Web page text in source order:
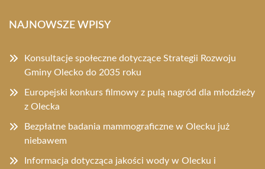
NAJNOWSZE WPISY
Konsultacje społeczne dotyczące Strategii Rozwoju
Gminy Olecko do 2035 roku
Europejski konkurs filmowy z pulą nagród dla młodzieży
z Olecka
Bezpłatne badania mammograficzne w Olecku już
niebawem
Informacja dotycząca jakości wody w Olecku i